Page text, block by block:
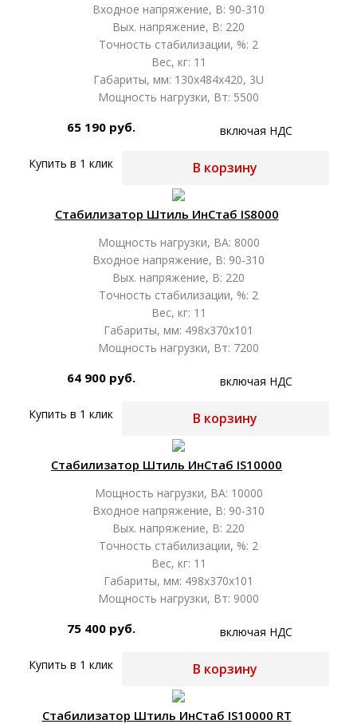
Входное напряжение, В: 90-310
Вых. напряжение, В: 220
Точность стабилизации, %: 2
Вес, кг: 11
Габариты, мм: 130х484х420, 3U
Мощность нагрузки, Вт: 5500
65 190 руб. включая НДС
Купить в 1 клик В корзину
Стабилизатор Штиль ИнСтаб IS8000
Мощность нагрузки, ВА: 8000
Входное напряжение, В: 90-310
Вых. напряжение, В: 220
Точность стабилизации, %: 2
Вес, кг: 11
Габариты, мм: 498х370х101
Мощность нагрузки, Вт: 7200
64 900 руб. включая НДС
Купить в 1 клик В корзину
Стабилизатор Штиль ИнСтаб IS10000
Мощность нагрузки, ВА: 10000
Входное напряжение, В: 90-310
Вых. напряжение, В: 220
Точность стабилизации, %: 2
Вес, кг: 11
Габариты, мм: 498х370х101
Мощность нагрузки, Вт: 9000
75 400 руб. включая НДС
Купить в 1 клик В корзину
Стабилизатор Штиль ИнСтаб IS10000 RT